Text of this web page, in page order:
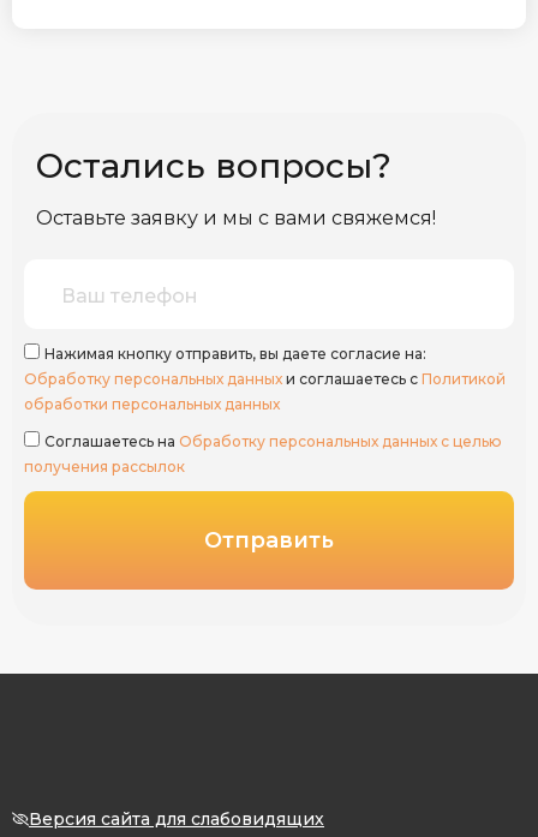
Остались вопросы?
Оставьте заявку и мы с вами свяжемся!
Нажимая кнопку отправить, вы даете согласие на:
Обработку персональных данных и соглашаетесь с Политикой
обработки персональных данных
Соглашаетесь на Обработку персональных данных с целью
получения рассылок
Отправить
Версия сайта для слабовидящих